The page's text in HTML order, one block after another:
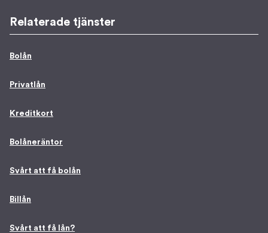
Relaterade tjänster
Bolån
Privatlån
Kreditkort
Bolåneräntor
Svårt att få bolån
Billån
Svårt att få lån?